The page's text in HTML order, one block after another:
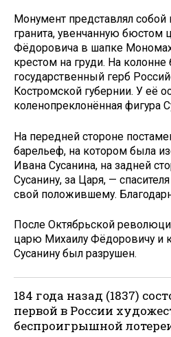
Монумент представлял собой
гранита, увенчанную бюстом
Фёдоровича в шапке
крестом на груди. На
государственный герб
Костромской губернии. У её
коленопреклонённая фигура
На передней стороне
барельеф, на котором была
Ивана Сусанина, на задней
Сусанину, за Царя, —
свой положившему.
После Октябрьской
царю Михаилу Фёдоровичу и
Сусанину был разрушен.
184 года назад (1837)
первой в России
беспроигрышной